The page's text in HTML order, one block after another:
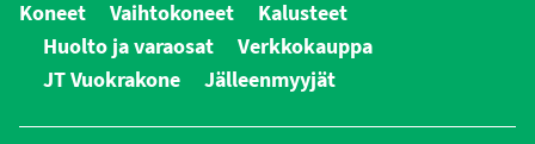
Koneet Vaihtokoneet
Kalusteet
Huolto ja varaosat
Verkkokauppa
JT Vuokrakone
Jälleenmyyjät